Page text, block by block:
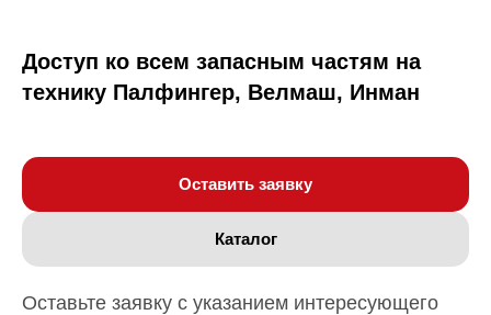
Доступ ко всем запасным частям на
технику Палфингер, Велмаш, Инман
Оставить заявку
Каталог
Оставьте заявку с указанием интересующего